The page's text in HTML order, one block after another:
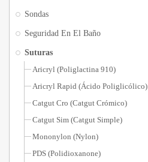
Sondas
Seguridad En El Baño
Suturas
Aricryl (Poliglactina 910)
Aricryl Rapid (Ácido Poliglicólico)
Catgut Cro (Catgut Crómico)
Catgut Sim (Catgut Simple)
Mononylon (Nylon)
PDS (Polidioxanone)